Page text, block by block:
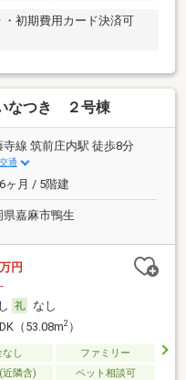
初期費用カード決済可
なつき ２号棟
寺線 筑前庄内駅 徒歩8分
通
ヶ月 / 5階建
県嘉麻市鴨生
円
なし
（53.08m2）
し
ファミリー
隣含) ペット相談可